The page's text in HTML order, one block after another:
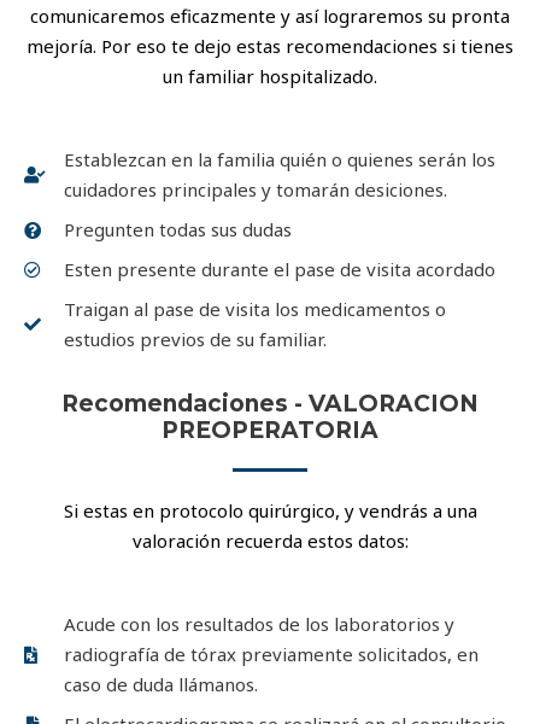
comunicaremos eficazmente y así lograremos su pronta
mejoría. Por eso te dejo estas recomendaciones si tienes
un familiar hospitalizado.
Establezcan en la familia quién o quienes serán los
cuidadores principales y tomarán desiciones.
Pregunten todas sus dudas
Esten presente durante el pase de visita acordado
Traigan al pase de visita los medicamentos o
estudios previos de su familiar.
Recomendaciones - VALORACION
PREOPERATORIA
Si estas en protocolo quirúrgico, y vendrás a una
valoración recuerda estos datos:
Acude con los resultados de los laboratorios y
radiografía de tórax previamente solicitados, en
caso de duda llámanos.